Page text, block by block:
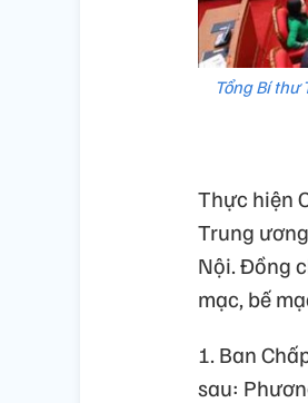
Tổng Bí
Thực hiện
Trung
Nội. Đồng
mạc, bế
1. Ban
sau: